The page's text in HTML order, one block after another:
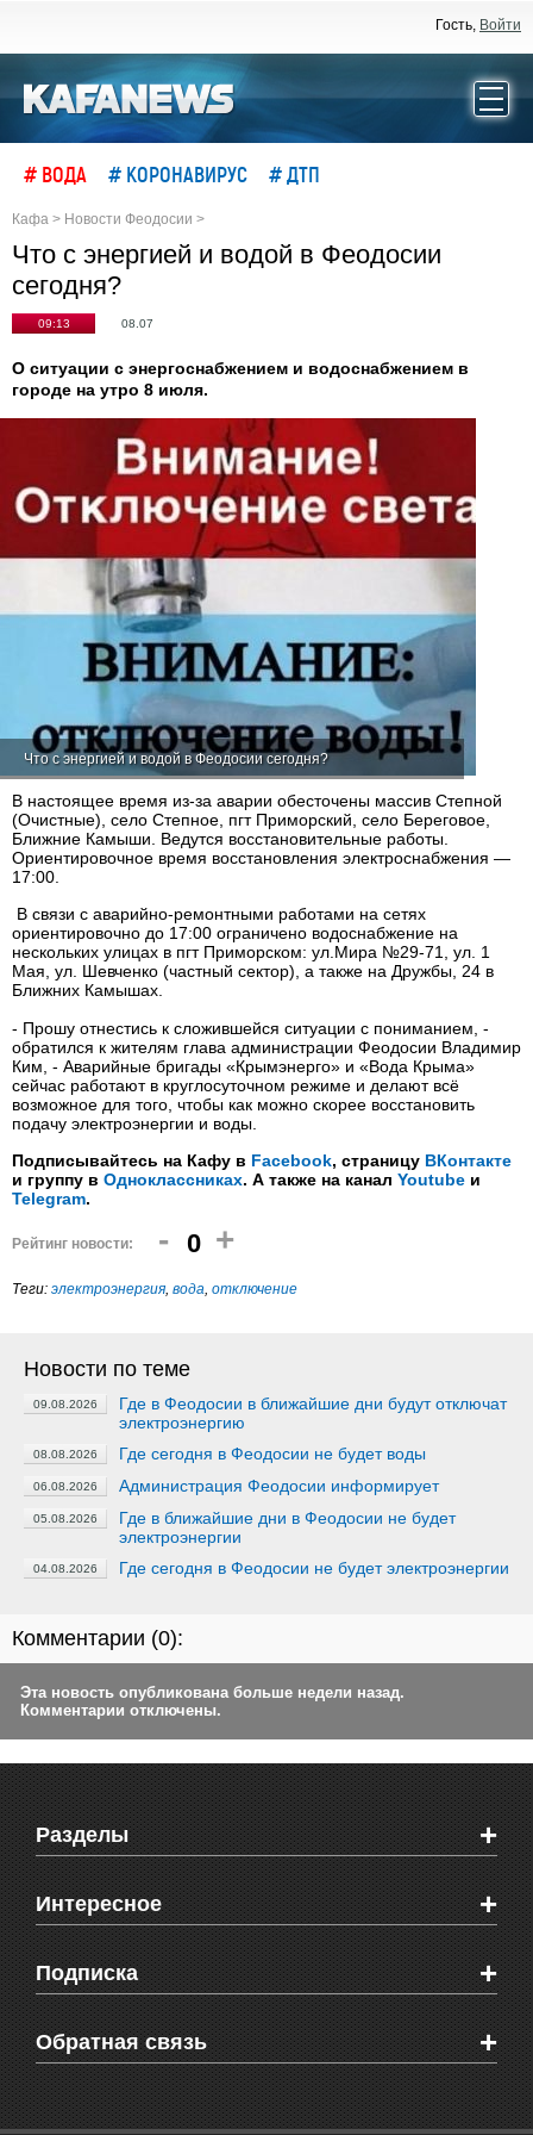
Гость, Войти
# ВОДА # КОРОНАВИРУС # ДТП
Кафа > Новости Феодосии >
Что с энергией и водой в Феодосии
сегодня?
09:13 08.07
О ситуации с энергоснабжением и водоснабжением в
городе на утро 8 июля.
Что с энергией и водой в Феодосии сегодня?
В настоящее время из-за аварии обесточены массив Степной
(Очистные), село Степное, пгт Приморский, село Береговое,
Ближние Камыши. Ведутся восстановительные работы.
Ориентировочное время восстановления электроснабжения —
17:00.
В связи с аварийно-ремонтными работами на сетях
ориентировочно до 17:00 ограничено водоснабжение на
нескольких улицах в пгт Приморском: ул.Мира №29-71, ул. 1
Мая, ул. Шевченко (частный сектор), а также на Дружбы, 24 в
Ближних Камышах.
- Прошу отнестись к сложившейся ситуации с пониманием, -
обратился к жителям глава администрации Феодосии Владимир
Ким, - Аварийные бригады «Крымэнерго» и «Вода Крыма»
сейчас работают в круглосуточном режиме и делают всё
возможное для того, чтобы как можно скорее восстановить
подачу электроэнергии и воды.
Подписывайтесь на Кафу в Facebook, страницу ВКонтакте
и группу в Одноклассниках. А также на канал Youtube и
Telegram.
Рейтинг новости: - 0 +
Теги: электроэнергия, вода, отключение
Новости по теме
09.08.2026
Где в Феодосии в ближайшие дни будут отключат
электроэнергию
08.08.2026 Где сегодня в Феодосии не будет воды
06.08.2026 Администрация Феодосии информирует
05.08.2026
Где в ближайшие дни в Феодосии не будет
электроэнергии
04.08.2026 Где сегодня в Феодосии не будет электроэнергии
Комментарии (0):
Эта новость опубликована больше недели назад.
Комментарии отключены.
Разделы +
Новости Феодосии
Новости Крыма
Мировые новости
Объявления
Здоровье
СМС мнения читателей
Интересное +
Видео о Феодосии
Веб-камеры Феодосии
Блоги феодосийцев
Школы Феодосии
Подписка +
Печатная версия газеты "Кафа"
RSS
Обратная связь +
Рекламодателям
Контактная информация